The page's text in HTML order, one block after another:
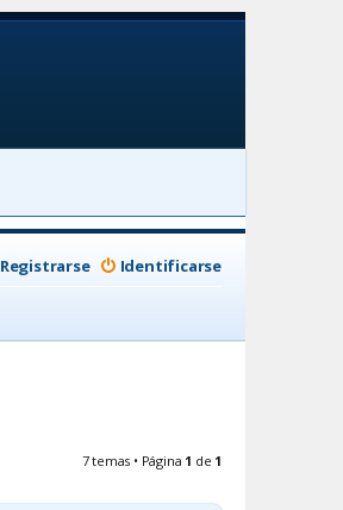
Identificarse
Registrarse
7 temas • Página 1 de 1